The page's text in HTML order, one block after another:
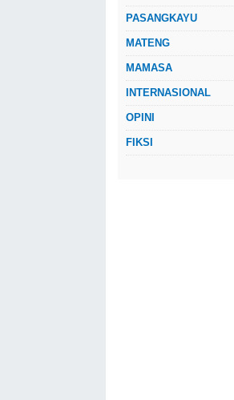
PASANGKAYU
MATENG
MAMASA
INTERNASIONAL
OPINI
FIKSI